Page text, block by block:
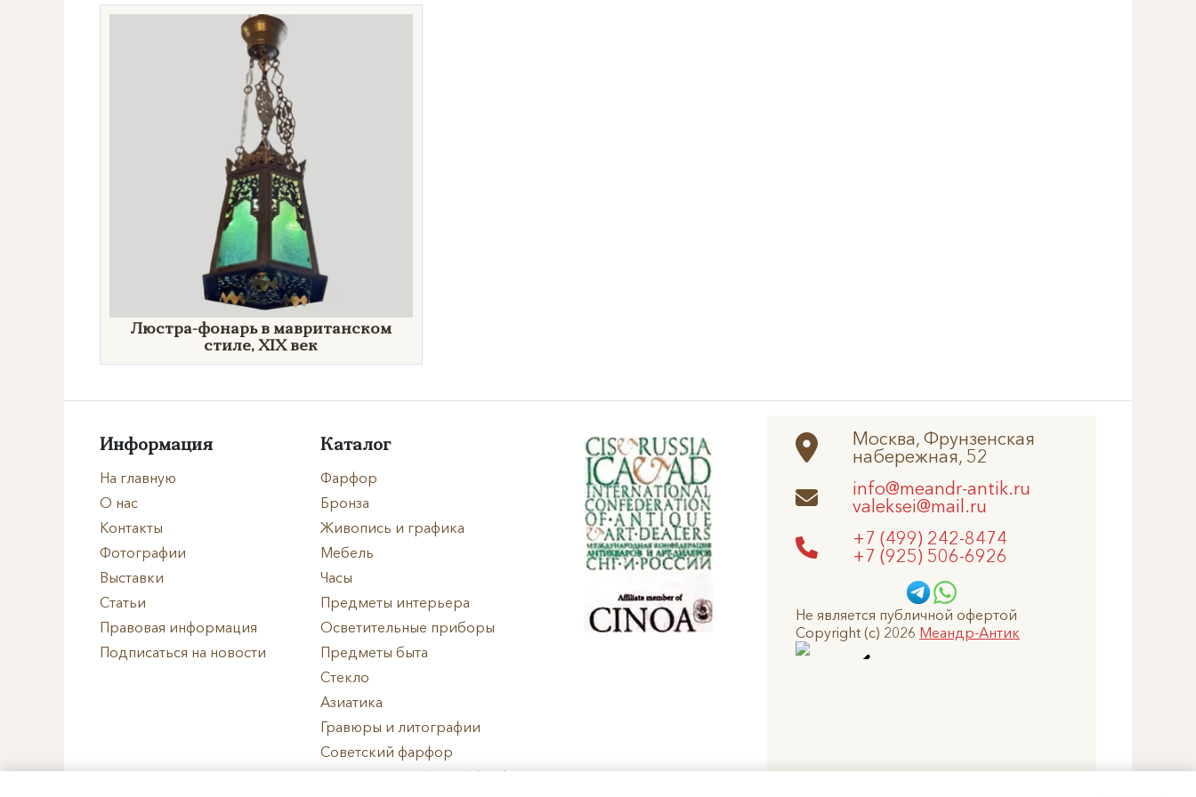
Направление
Производитель
Формат
Размеры
Техника
Материал
Люстра-фонарь в мавританском
стиле,XIX век
Информация
На главную
О нас
Контакты
Фотографии
Выставки
Статьи
Правовая информация
Подписаться на новости
Каталог
Фарфор
Бронза
Живопись и графика
Мебель
Часы
Предметы интерьера
Осветительные приборы
Предметы быта
Стекло
Азиатика
Гравюры и литографии
Советский фарфор
Западноевропейский фарфор
Москва, Фрунзенская
набережная, 52
info@meandr-antik.ru
valeksei@mail.ru
+7 (499) 242-8474
+7 (925) 506-6926
Не является публичной офертой
Copyright (c) 2026 Меандр-Антик